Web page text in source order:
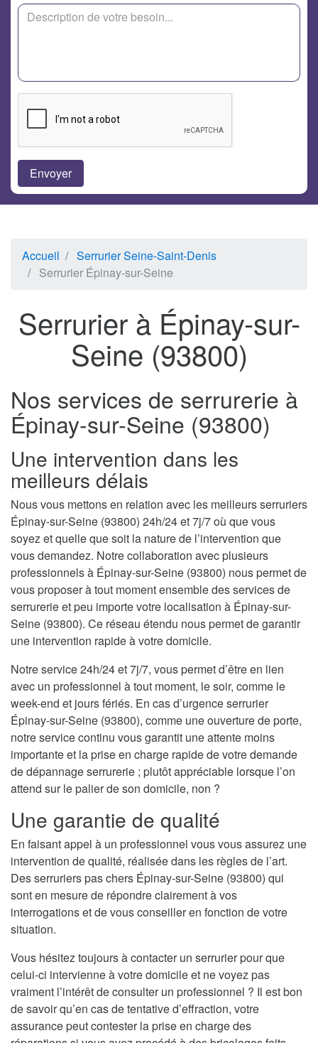
Accueil
Serrurier Seine-Saint-Denis
Serrurier Épinay-sur-Seine
Serrurier à Épinay-sur-
Seine (93800)
Nos services de serrurerie à
Épinay-sur-Seine (93800)
Une intervention dans les
meilleurs délais
Nous vous mettons en relation avec les meilleurs serruriers
Épinay-sur-Seine (93800) 24h/24 et 7j/7 où que vous
soyez et quelle que soit la nature de l’intervention que
vous demandez. Notre collaboration avec plusieurs
professionnels à Épinay-sur-Seine (93800) nous permet de
vous proposer à tout moment ensemble des services de
serrurerie et peu importe votre localisation à Épinay-sur-
Seine (93800). Ce réseau étendu nous permet de garantir
une intervention rapide à votre domicile.
Notre service 24h/24 et 7j/7, vous permet d’être en lien
avec un professionnel à tout moment, le soir, comme le
week-end et jours fériés. En cas d’urgence serrurier
Épinay-sur-Seine (93800), comme une ouverture de porte,
notre service continu vous garantit une attente moins
importante et la prise en charge rapide de votre demande
de dépannage serrurerie ; plutôt appréciable lorsque l’on
attend sur le palier de son domicile, non ?
Une garantie de qualité
En faisant appel à un professionnel vous vous assurez une
intervention de qualité, réalisée dans les règles de l’art.
Des serruriers pas chers Épinay-sur-Seine (93800) qui
sont en mesure de répondre clairement à vos
interrogations et de vous conseiller en fonction de votre
situation.
Vous hésitez toujours à contacter un serrurier pour que
celui-ci intervienne à votre domicile et ne voyez pas
vraiment l’intérêt de consulter un professionnel ? Il est bon
de savoir qu’en cas de tentative d’effraction, votre
assurance peut contester la prise en charge des